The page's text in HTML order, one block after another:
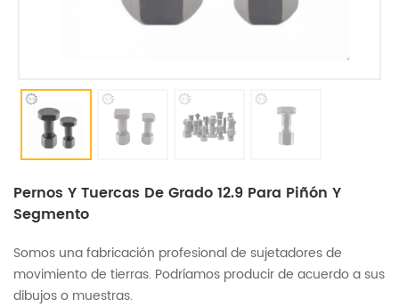
Pernos Y Tuercas De Grado 12.9 Para Piñón Y
Segmento
Somos una fabricación profesional de sujetadores de
movimiento de tierras. Podríamos producir de acuerdo a sus
dibujos o muestras.